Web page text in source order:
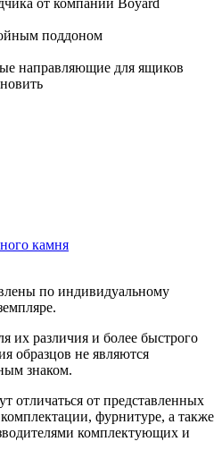
поддоном
направляющие для ящиков
камня
по индивидуальному
их различия и более быстрого
образцов не являются
знаком.
отличаться от представленных
фурнитуре, а также
комплектующих и